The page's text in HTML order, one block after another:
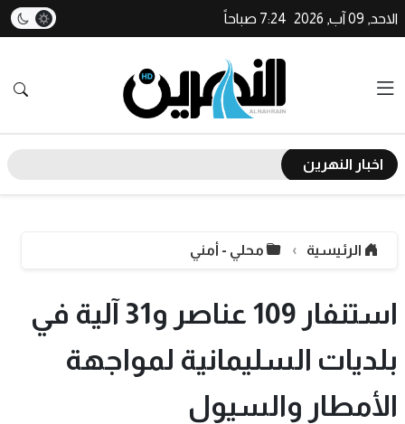
الاحد, 09 آب, 2026 7:24 صباحاً
اخبار النهرين
الرئيسية محلي - أمني
استنفار 109 عناصر و31 آلية في
بلديات السليمانية لمواجهة
الأمطار والسيول